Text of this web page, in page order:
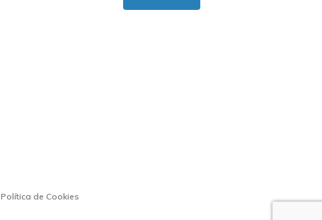
Política de Cookies